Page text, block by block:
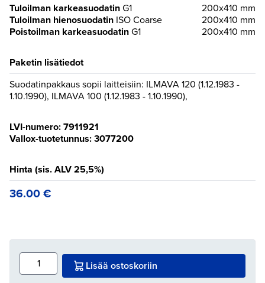
Tuloilman karkeasuodatinG1
200x410 mm
Tuloilman hienosuodatin ISO Coarse
200x410 mm
Poistoilman karkeasuodatinG1 200x410 mm
Paketin lisätiedot
Suodatinpakkaus sopii laitteisiin: ILMAVA 120 (1.12.1983 -
1.10.1990), ILMAVA 100 (1.12.1983 - 1.10.1990),
LVI-numero: 7911921
Vallox-tuotetunnus: 3077200
Hinta (sis. ALV 25,5%)
36.00€
Lisää ostoskoriin